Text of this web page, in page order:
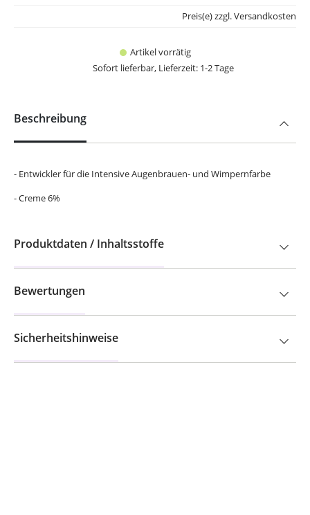
Artikel vorrätig
Sofort lieferbar, Lieferzeit: 1-2 Tage
Preis(e) zzgl. Versandkosten
Beschreibung
- Entwickler für die Intensive Augenbrauen- und Wimpernfarbe
- Creme 6%
Produktdaten / Inhaltsstoffe
Bewertungen
Sicherheitshinweise